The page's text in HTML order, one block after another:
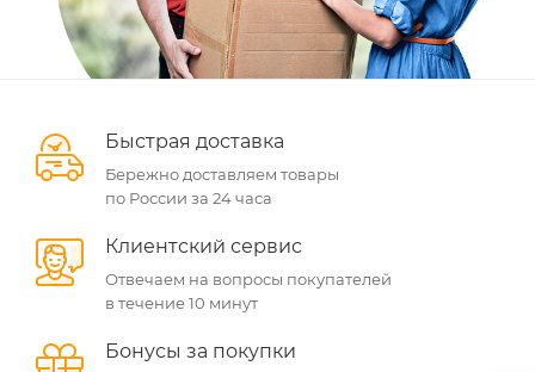
Быстрая доставка
Бережно доставляем товары
по России за 24 часа
Клиентский сервис
Отвечаем на вопросы покупателей
в течение 10 минут
Бонусы за покупки